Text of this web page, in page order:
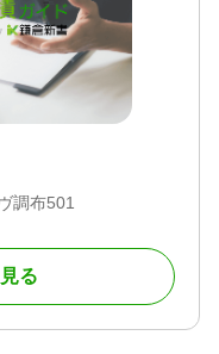
調布501
る